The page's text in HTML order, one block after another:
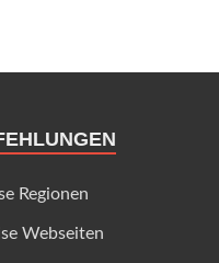
Regionen
Webseiten